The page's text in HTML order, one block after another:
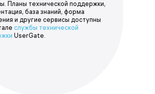
Планы технической поддержки,
база знаний, форма
и другие сервисы доступны
службы технической
UserGate.